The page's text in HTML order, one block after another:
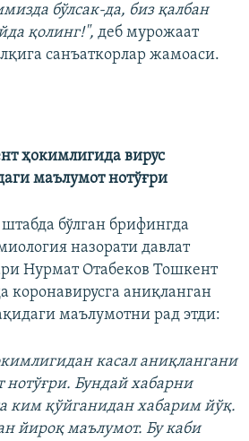
бўлсак-да, биз қалбан
қолинг!", деб мурожаат
санъаткорлар жамоаси.
ҳокимлигида вирус
маълумот нотўғри
бўлган брифингда
назорати давлат
Нурмат Отабеков Тошкент
коронавирусга аниқланган
маълумотни рад этди:
касал аниқлангани
Бундай хабарни
ким қўйганидан хабарим йўқ.
йироқ маълумот. Бу каби